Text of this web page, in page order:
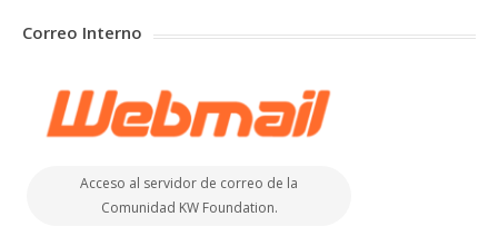
Correo Interno
Acceso al servidor de correo de la
Comunidad KW Foundation.